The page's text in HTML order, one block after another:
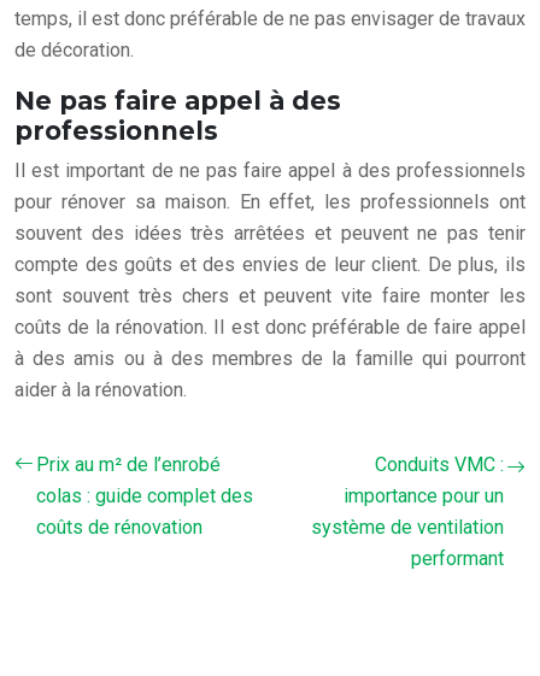
temps, il est donc préférable de ne pas envisager de travaux
de décoration.
Ne pas faire appel à des
professionnels
Il est important de ne pas faire appel à des professionnels
pour rénover sa maison. En effet, les professionnels ont
souvent des idées très arrêtées et peuvent ne pas tenir
compte des goûts et des envies de leur client. De plus, ils
sont souvent très chers et peuvent vite faire monter les
coûts de la rénovation. Il est donc préférable de faire appel
à des amis ou à des membres de la famille qui pourront
aider à la rénovation.
Prix au m² de l’enrobé
colas : guide complet des
coûts de rénovation
Conduits VMC :
importance pour un
système de ventilation
performant